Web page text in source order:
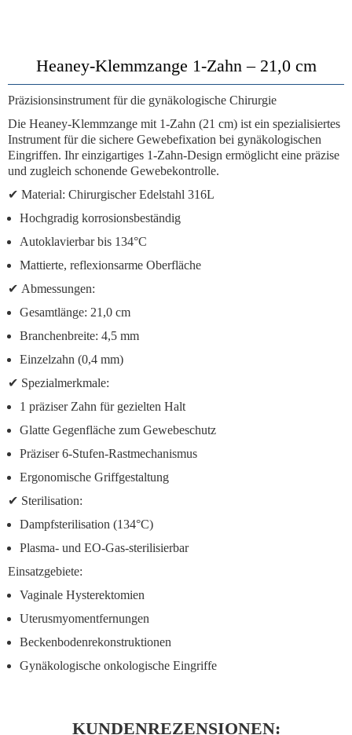
Heaney-Klemmzange 1-Zahn – 21,0 cm
Präzisionsinstrument für die gynäkologische Chirurgie
Die Heaney-Klemmzange mit 1-Zahn (21 cm) ist ein spezialisiertes
Instrument für die sichere Gewebefixation bei gynäkologischen
Eingriffen. Ihr einzigartiges 1-Zahn-Design ermöglicht eine präzise
und zugleich schonende Gewebekontrolle.
✔ Material: Chirurgischer Edelstahl 316L
Hochgradig korrosionsbeständig
Autoklavierbar bis 134°C
Mattierte, reflexionsarme Oberfläche
✔ Abmessungen:
Gesamtlänge: 21,0 cm
Branchenbreite: 4,5 mm
Einzelzahn (0,4 mm)
✔ Spezialmerkmale:
1 präziser Zahn für gezielten Halt
Glatte Gegenfläche zum Gewebeschutz
Präziser 6-Stufen-Rastmechanismus
Ergonomische Griffgestaltung
✔ Sterilisation:
Dampfsterilisation (134°C)
Plasma- und EO-Gas-sterilisierbar
Einsatzgebiete:
Vaginale Hysterektomien
Uterusmyomentfernungen
Beckenbodenrekonstruktionen
Gynäkologische onkologische Eingriffe
KUNDENREZENSIONEN: